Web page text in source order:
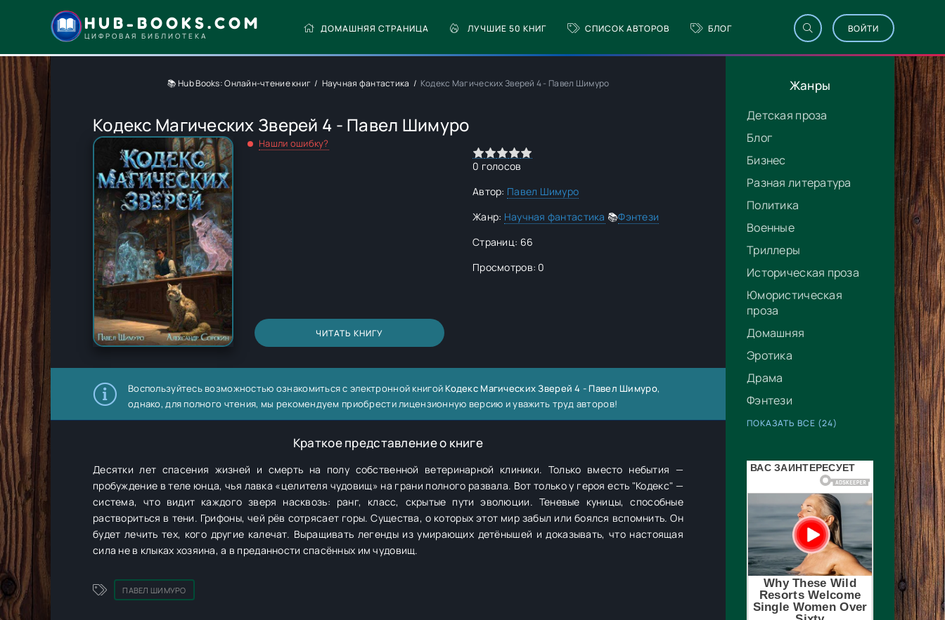
HUB-BOOKS.COM
ЦИФРОВАЯ БИБЛИОТЕКА
ДОМАШНЯЯ СТРАНИЦА ЛУЧШИЕ 50 КНИГ СПИСОК АВТОРОВ БЛОГ ВОЙТИ
Жанры
Детская проза
Блог
Бизнес
Разная литература
Политика
Военные
Триллеры
Историческая проза
Юмористическая
проза
Домашняя
Эротика
Драма
Фэнтези
ПОКАЗАТЬ ВСЕ (24)
📚 Hub Books: Онлайн-чтение книг Научная фантастика Кодекс Магических Зверей 4 - Павел Шимуро
Кодекс Магических Зверей 4 - Павел Шимуро
Нашли ошибку?
ЧИТАТЬ КНИГУ
0 голосов
Автор: Павел Шимуро
Жанр: Научная фантастика 📚Фэнтези
Страниц: 66
Просмотров: 0
Воспользуйтесь возможностью ознакомиться с электронной книгой Кодекс Магических Зверей 4 - Павел Шимуро,
однако, для полного чтения, мы рекомендуем приобрести лицензионную версию и уважить труд авторов!
Краткое представление о книге
Десятки лет спасения жизней и смерть на полу собственной ветеринарной клиники. Только вместо небытия —
пробуждение в теле юнца, чья лавка «целителя чудовищ» на грани полного развала. Вот только у героя есть "Кодекс" —
система, что видит каждого зверя насквозь: ранг, класс, скрытые пути эволюции. Теневые куницы, способные
раствориться в тени. Грифоны, чей рёв сотрясает горы. Существа, о которых этот мир забыл или боялся вспомнить. Он
будет лечить тех, кого другие калечат. Выращивать легенды из умирающих детёнышей и доказывать, что настоящая
сила не в клыках хозяина, а в преданности спасённых им чудовищ.
ПАВЕЛ ШИМУРО